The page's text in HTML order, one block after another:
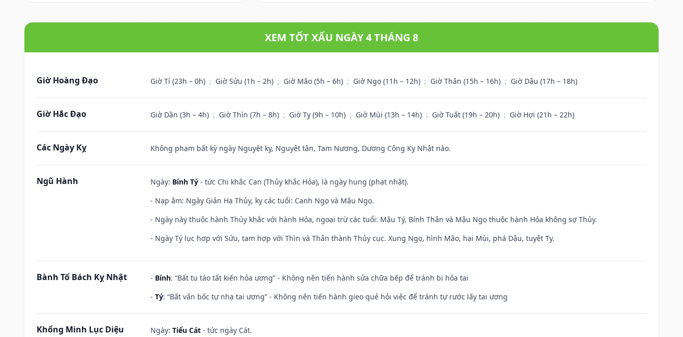
XEM TỐT XẤU NGÀY 4 THÁNG 8
Giờ Hoàng Đạo Giờ Tí (23h – 0h) ; Giờ Sửu (1h – 2h) ; Giờ Mão (5h – 6h) ; Giờ Ngọ (11h – 12h) ; Giờ Thân (15h – 16h) ; Giờ Dậu (17h – 18h)
Giờ Hắc Đạo Giờ Dần (3h – 4h) ; Giờ Thìn (7h – 8h) ; Giờ Tỵ (9h – 10h) ; Giờ Mùi (13h – 14h) ; Giờ Tuất (19h – 20h) ; Giờ Hợi (21h – 22h)
Các Ngày Kỵ Không phạm bất kỳ ngày Nguyệt kỵ, Nguyệt tận, Tam Nương, Dương Công Kỵ Nhật nào.
Ngũ Hành Ngày: Bính Tý - tức Chi khắc Can (Thủy khắc Hỏa), là ngày hung (phạt nhật).
- Nạp âm: Ngày Giản Hạ Thủy, kỵ các tuổi: Canh Ngọ và Mậu Ngọ.
- Ngày này thuộc hành Thủy khắc với hành Hỏa, ngoại trừ các tuổi: Mậu Tý, Bính Thân và Mậu Ngọ thuộc hành Hỏa không sợ Thủy.
- Ngày Tý lục hợp với Sửu, tam hợp với Thìn và Thân thành Thủy cục. Xung Ngọ, hình Mão, hại Mùi, phá Dậu, tuyệt Tỵ.
Bành Tổ Bách Kỵ Nhật - Bính: “Bất tu táo tất kiến hỏa ương” - Không nên tiến hành sửa chữa bếp để tránh bị hỏa tai
- Tý: “Bất vấn bốc tự nhạ tai ương” - Không nên tiến hành gieo quẻ hỏi việc để tránh tự rước lấy tai ương
Khổng Minh Lục Diệu Ngày: Tiểu Cát - tức ngày Cát.